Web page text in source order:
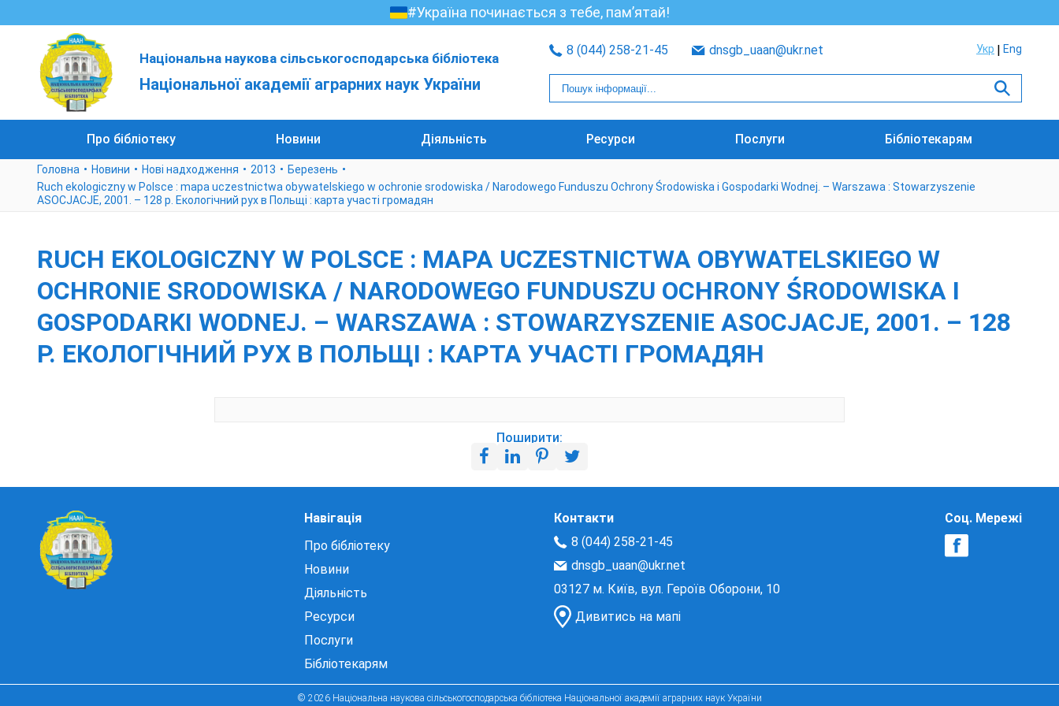
#Україна починається з тебе, пам’ятай!
Національна наукова сільськогосподарська бібліотека
Національної академії аграрних наук України
8 (044) 258-21-45 dnsgb_uaan@ukr.net Укр Eng
Про бібліотеку Новини Діяльність Ресурси Послуги Бібліотекарям
Головна Новини Нові надходження 2013
Березень
Ruch ekologiczny w Polsce : mapa uczestnictwa obywatelskiego w ochronie srodowiska / Narodowego Funduszu Ochrony Środowiska i Gospodarki Wodnej. – Warszawa : Stowarzyszenie
ASOCJACJE, 2001. – 128 p. Екологічний рух в Польщі : карта участі громадян
RUCH EKOLOGICZNY W POLSCE : MAPA UCZESTNICTWA OBYWATELSKIEGO W
OCHRONIE SRODOWISKA / NARODOWEGO FUNDUSZU OCHRONY ŚRODOWISKA I
GOSPODARKI WODNEJ. – WARSZAWA : STOWARZYSZENIE ASOCJACJE, 2001. – 128
P. ЕКОЛОГІЧНИЙ РУХ В ПОЛЬЩІ : КАРТА УЧАСТІ ГРОМАДЯН
Поширити:
Навігація
Про бібліотеку
Новини
Діяльність
Ресурси
Послуги
Бібліотекарям
Контакти
8 (044) 258-21-45
dnsgb_uaan@ukr.net
03127 м. Київ, вул. Героїв Оборони, 10
Дивитись на мапі
Соц. Мережі
© 2026 Національна наукова сільськогосподарська бібліотека Національної академії аграрних наук України